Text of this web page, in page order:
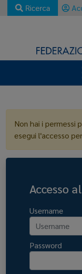
Ricerca
Non hai i permessi
esegui l'accesso
Accesso
Username
Password